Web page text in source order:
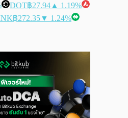
DOT฿27.94 ▲ 1.19%
฿272.35▼ 1.24%